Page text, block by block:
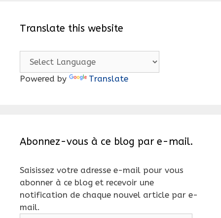
Translate this website
Powered by Translate
Abonnez-vous à ce blog par e-mail.
Saisissez votre adresse e-mail pour vous
abonner à ce blog et recevoir une
notification de chaque nouvel article par e-
mail.